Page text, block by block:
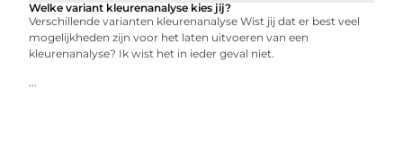
Welke variant kleurenanalyse kies jij?
Verschillende varianten kleurenanalyse Wist jij dat er best veel
mogelijkheden zijn voor het laten uitvoeren van een
kleurenanalyse? Ik wist het in ieder geval niet.
...